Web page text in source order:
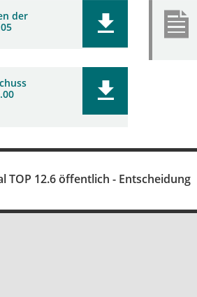
der
TOP 12.6 öffentlich - Entscheidung